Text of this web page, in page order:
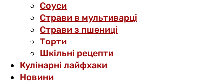
Соуси
Страви в мультиварці
Страви з пшениці
Торти
Шкільні рецепти
Кулінарні лайфхаки
Новини